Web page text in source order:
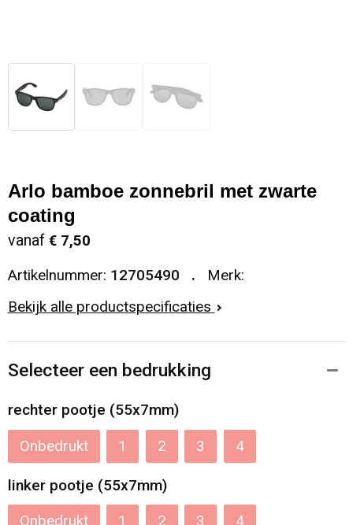
Arlo bamboe zonnebril met zwarte
coating
vanaf € 7,50
Artikelnummer: 12705490
Merk:
Bekijk alle productspecificaties
Selecteer een bedrukking
rechter pootje (55x7mm)
Onbedrukt 1 2 3 4
linker pootje (55x7mm)
Onbedrukt 1 2 3 4